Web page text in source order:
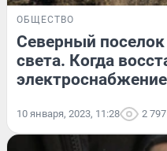
ОБЩЕСТВО
Северный
света. Когда
10 января, 2023, 11:28 2 797